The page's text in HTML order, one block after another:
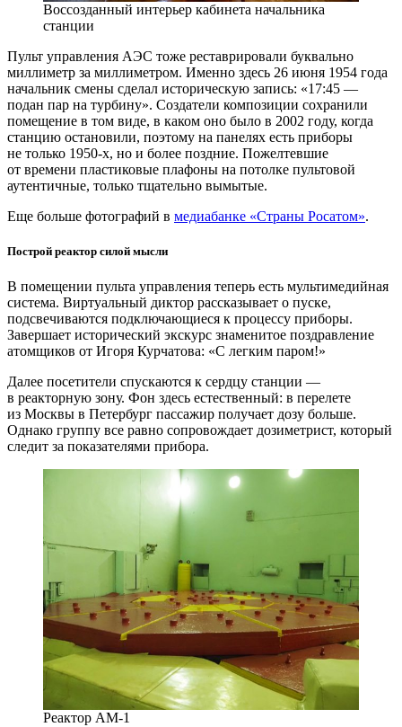
Воссозданный интерьер кабинета начальника
станции
Пульт управления АЭС тоже реставрировали буквально
миллиметр за миллиметром. Именно здесь 26 июня 1954 года
начальник смены сделал историческую запись: «17:45 —
подан пар на турбину». Создатели композиции сохранили
помещение в том виде, в каком оно было в 2002 году, когда
станцию остановили, поэтому на панелях есть приборы
не только 1950-х, но и более поздние. Пожелтевшие
от времени пластиковые плафоны на потолке пультовой
аутентичные, только тщательно вымытые.
Еще больше фотографий в медиабанке «Страны Росатом».
Построй реактор силой мысли
В помещении пульта управления теперь есть мультимедийная
система. Виртуальный диктор рассказывает о пуске,
подсвечиваются подключающиеся к процессу приборы.
Завершает исторический экскурс знаменитое поздравление
атомщиков от Игоря Курчатова: «С легким паром!»
Далее посетители спускаются к сердцу станции —
в реакторную зону. Фон здесь естественный: в перелете
из Москвы в Петербург пассажир получает дозу больше.
Однако группу все равно сопровождает дозиметрист, который
следит за показателями прибора.
Реактор AM-1